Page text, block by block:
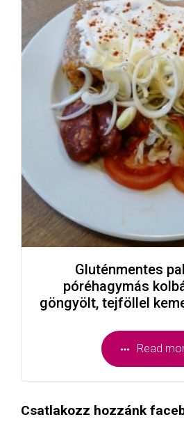
Gluténmentes
póréhagymás
göngyölt, tejföllel
Read
Csatlakozz hozzánk